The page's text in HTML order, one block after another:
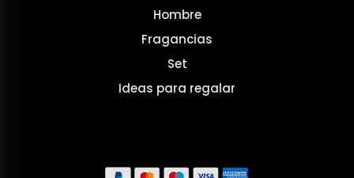
Hombre
Fragancias
Set
Ideas para regalar